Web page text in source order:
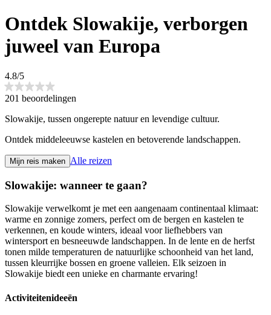
Ontdek Slowakije, verborgen
juweel van Europa
4.8/5
201 beoordelingen
Slowakije, tussen ongerepte natuur en levendige cultuur.
Ontdek middeleeuwse kastelen en betoverende landschappen.
Mijn reis maken Alle reizen
Slowakije: wanneer te gaan?
Slowakije verwelkomt je met een aangenaam continentaal klimaat:
warme en zonnige zomers, perfect om de bergen en kastelen te
verkennen, en koude winters, ideaal voor liefhebbers van
wintersport en besneeuwde landschappen. In de lente en de herfst
tonen milde temperaturen de natuurlijke schoonheid van het land,
tussen kleurrijke bossen en groene valleien. Elk seizoen in
Slowakije biedt een unieke en charmante ervaring!
Activiteitenideeën